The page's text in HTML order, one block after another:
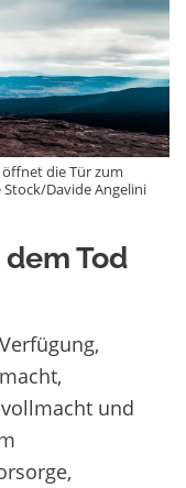
öffnet die Tür zum
Stock/Davide Angelini
Tod
und